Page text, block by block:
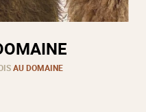
AU DOMAINE